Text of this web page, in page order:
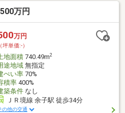
槽設置要す※公共本下水の利用を
課と相談必要あり
万円
万円
（坪単価:-）
地面積740.49m2
途地域無指定
ぺい率70%
積率400%
築条件なし
ＪＲ境線 余子駅 徒歩34分
の他の交通